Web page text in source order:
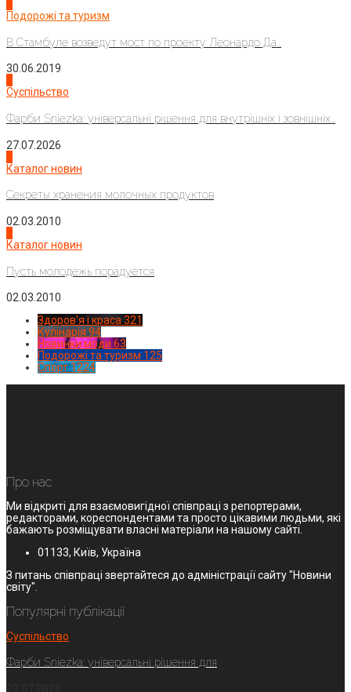
Подорожі та туризм
В Стамбуле возведут мост по проекту Леонардо Да...
30.06.2019
Суспільство
Фарби Sniezka: універсальні рішення для внутрішніх і зовнішніх...
27.07.2026
Каталог новин
Секреты хранения молочных продуктов
02.03.2010
Каталог новин
Пусть молодежь порадуется
02.03.2010
Здоров'я і краса 321
Кулінарія 94
Новинки моди 63
Подорожі та туризм 125
Спорт1224
Про нас
Ми відкриті для взаємовигідної співпраці з репортерами,
редакторами, кореспондентами та просто цікавими людьми, які
бажають розміщувати власні матеріали на нашому сайті.
01133, Київ, Україна
З питань співпраці звертайтеся до адміністрації сайту "Новини
світу".
Популярні публікації
Суспільство
Фарби Sniezka: універсальні рішення для